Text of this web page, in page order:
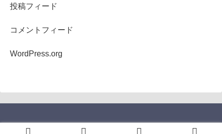
投稿フィード
コメントフィード
WordPress.org